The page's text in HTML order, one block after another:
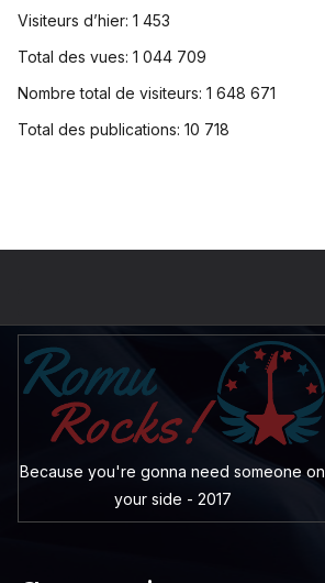
Visiteurs d’hier: 1 453
Total des vues: 1 044 709
Nombre total de visiteurs: 1 648 671
Total des publications: 10 718
Because you're gonna need someone on
your side - 2017